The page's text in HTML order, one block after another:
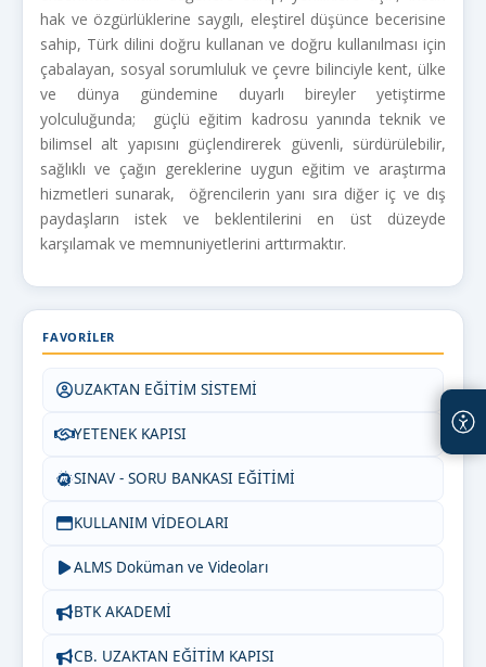
hak ve özgürlüklerine saygılı, eleştirel düşünce becerisine
sahip, Türk dilini doğru kullanan ve doğru kullanılması için
çabalayan, sosyal sorumluluk ve çevre bilinciyle kent, ülke
ve dünya gündemine duyarlı bireyler yetiştirme
yolculuğunda; güçlü eğitim kadrosu yanında teknik ve
bilimsel alt yapısını güçlendirerek güvenli, sürdürülebilir,
sağlıklı ve çağın gereklerine uygun eğitim ve araştırma
hizmetleri sunarak, öğrencilerin yanı sıra diğer iç ve dış
paydaşların istek ve beklentilerini en üst düzeyde
karşılamak ve memnuniyetlerini arttırmaktır.
FAVORILER
UZAKTAN EĞİTİM SİSTEMİ
YETENEK KAPISI
SINAV - SORU BANKASI EĞİTİMİ
KULLANIM VİDEOLARI
ALMS Doküman ve Videoları
BTK AKADEMİ
CB. UZAKTAN EĞİTİM KAPISI